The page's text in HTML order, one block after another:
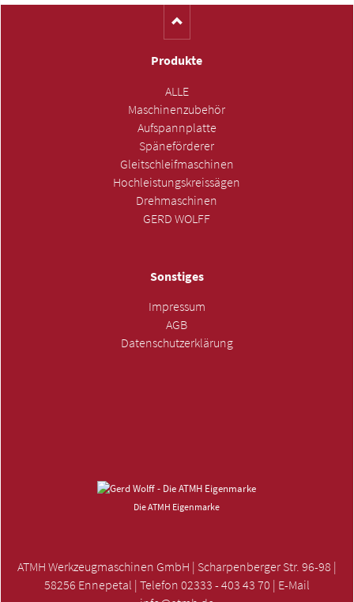
Produkte
ALLE
Maschinenzubehör
Aufspannplatte
Späneförderer
Gleitschleifmaschinen
Hochleistungskreissägen
Drehmaschinen
GERD WOLFF
Sonstiges
Impressum
AGB
Datenschutzerklärung
Die ATMH Eigenmarke
ATMH Werkzeugmaschinen GmbH | Scharpenberger Str. 96-98 |
58256 Ennepetal | Telefon 02333 - 403 43 70 | E-Mail